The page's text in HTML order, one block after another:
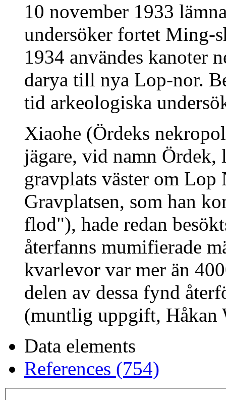
10 november 1933
undersöker fortet Ming-
1934 användes kanoter
darya till nya Lop-nor.
tid arkeologiska
Xiaohe (Ördeks
jägare, vid namn Ördek,
gravplats väster om
Gravplatsen, som han
flod"), hade redan
återfanns mumifierade
kvarlevor var mer än
delen av dessa fynd
(muntlig uppgift, Håkan
Data elements
References (754)